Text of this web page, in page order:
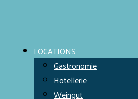
LOCATIONS
Gastronomie
Hotellerie
Weingut